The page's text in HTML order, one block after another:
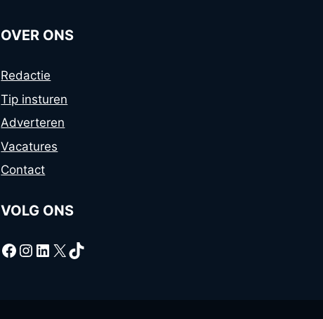
OVER ONS
Redactie
Tip insturen
Adverteren
Vacatures
Contact
VOLG ONS
Facebook
Instagram
LinkedIn
X TikTok